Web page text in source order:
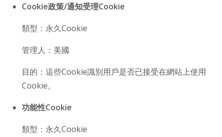
Cookie政策/通知受理Cookie
類型：永久Cookie
管理人：美國
目的：這些Cookie識別用戶是否已接受在網站上使用
Cookie。
功能性Cookie
類型：永久Cookie